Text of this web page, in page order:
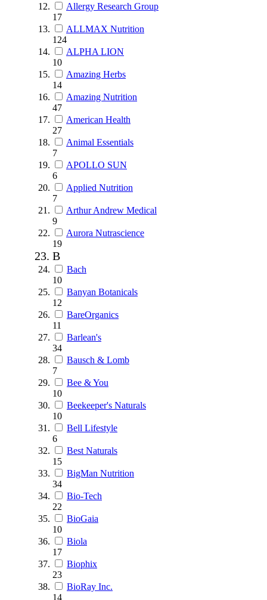
Allergy Research Group
17
ALLMAX Nutrition
124
ALPHA LION
10
Amazing Herbs
14
Amazing Nutrition
47
American Health
27
Animal Essentials
7
APOLLO SUN
6
Applied Nutrition
7
Arthur Andrew Medical
9
Aurora Nutrascience
19
B
Bach
10
Banyan Botanicals
12
BareOrganics
11
Barlean's
34
Bausch & Lomb
7
Bee & You
10
Beekeeper's Naturals
10
Bell Lifestyle
6
Best Naturals
15
BigMan Nutrition
34
Bio-Tech
22
BioGaia
10
Biola
17
Biophix
23
BioRay Inc.
14